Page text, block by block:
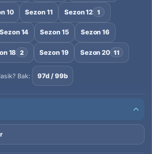
10 Sezon 11 Sezon 12 1
Sezon 14 Sezon 15 Sezon 16
18 2 Sezon 19 Sezon 20 11
Bak: 97d / 99b